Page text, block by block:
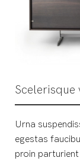
Urna
egestas
proin